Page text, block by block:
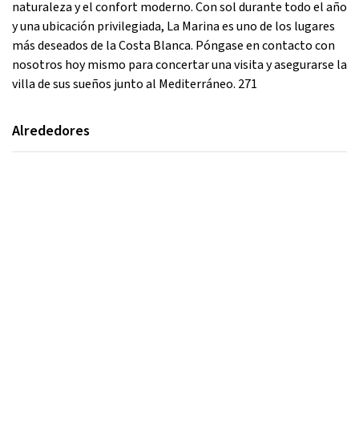
naturaleza y el confort moderno. Con sol durante todo el año
y una ubicación privilegiada, La Marina es uno de los lugares
más deseados de la Costa Blanca. Póngase en contacto con
nosotros hoy mismo para concertar una visita y asegurarse la
villa de sus sueños junto al Mediterráneo. 271
Alrededores